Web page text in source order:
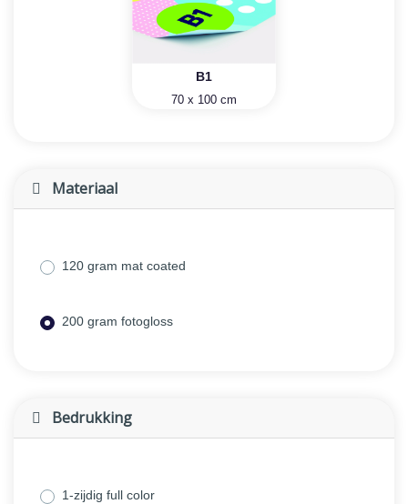
B1
70 x 100 cm
Materiaal
120 gram mat coated
200 gram fotogloss
Bedrukking
1-zijdig full color